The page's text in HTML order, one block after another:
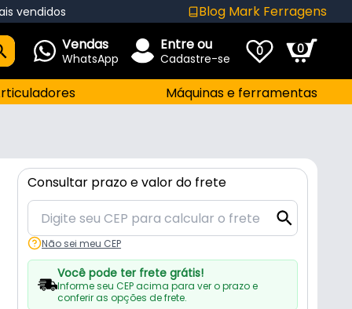
vendidos Blog Mark Ferragens
Vendas
WhatsApp
Entre ou
Cadastre-se 0 0
Máquinas e ferramentas
Consultar prazo e valor do frete
Não sei meu CEP
Você pode ter frete grátis!
Informe seu CEP acima para ver o prazo e
conferir as opções de frete.